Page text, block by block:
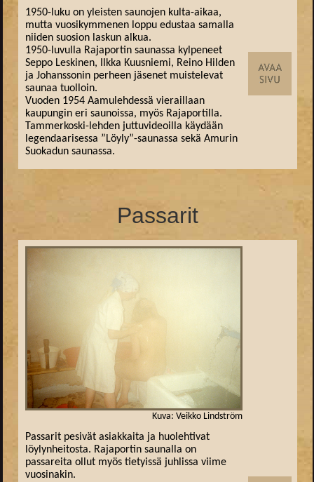
1950-luku on yleisten saunojen kulta-aikaa,
mutta vuosikymmenen loppu edustaa samalla
niiden suosion laskun alkua.
1950-luvulla Rajaportin saunassa kylpeneet
Seppo Leskinen, Ilkka Kuusniemi, Reino Hilden
ja Johanssonin perheen jäsenet muistelevat
saunaa tuolloin.
Vuoden 1954 Aamulehdessä vieraillaan
kaupungin eri saunoissa, myös Rajaportilla.
Tammerkoski-lehden juttuvideoilla käydään
legendaarisessa ”Löyly”-saunassa sekä Amurin
Suokadun saunassa.
Passarit
Kuva: Veikko Lindström
Passarit pesivät asiakkaita ja huolehtivat
löylynheitosta. Rajaportin saunalla on
passareita ollut myös tietyissä juhlissa viime
vuosinakin.